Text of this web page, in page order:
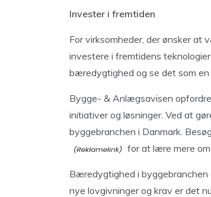
Invester i fremtiden
For virksomheder, der ønsker
investere i fremtidens
bæredygtighed og se det som
Bygge- & Anlægsavisen
initiativer og løsninger. Ved at
byggebranchen i Danmark. Besøg
for at lære mere
Bæredygtighed i byggebranchen
nye lovgivninger og krav er det